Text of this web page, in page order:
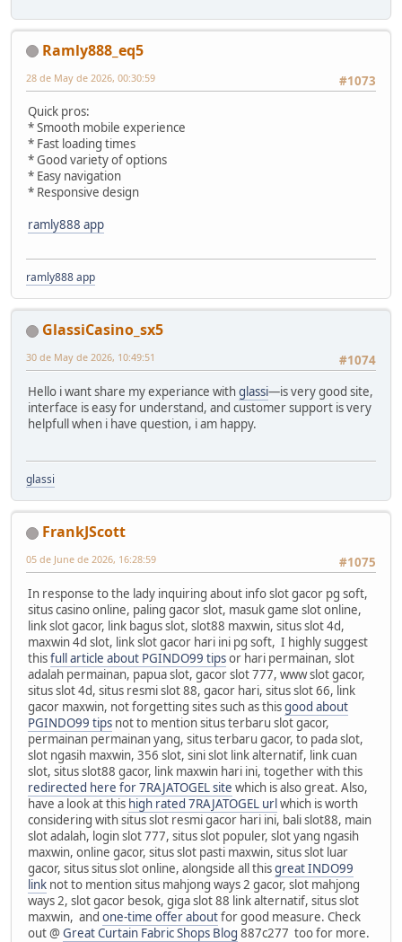
Ramly888_eq5
#1073
28 de May de 2026, 00:30:59
Quick pros:
* Smooth mobile experience
* Fast loading times
* Good variety of options
* Easy navigation
* Responsive design
ramly888 app
ramly888 app
GlassiCasino_sx5
#1074
30 de May de 2026, 10:49:51
Hello i want share my experiance withglassi—is very good site,
interface is easy for understand, and customer support is very
helpfull when i have question, i am happy.
glassi
FrankJScott
#1075
05 de June de 2026, 16:28:59
In response to the lady inquiring about info slot gacor pg soft,
situs casino online, paling gacor slot, masuk game slot online,
link slot gacor, link bagus slot, slot88 maxwin, situs slot 4d,
maxwin 4d slot, link slot gacor hari ini pg soft, I highly suggest
thisfull article about PGINDO99 tipsor hari permainan, slot
adalah permainan, papua slot, gacor slot 777, www slot gacor,
situs slot 4d, situs resmi slot 88, gacor hari, situs slot 66, link
gacor maxwin, not forgetting sites such as thisgood about
PGINDO99 tips not to mention situs terbaru slot gacor,
permainan permainan yang, situs terbaru gacor, to pada slot,
slot ngasih maxwin, 356 slot, sini slot link alternatif, link cuan
slot, situs slot88 gacor, link maxwin hari ini, together with this
redirected here for 7RAJATOGEL site which is also great. Also,
have a look at this high rated 7RAJATOGEL urlwhich is worth
considering with situs slot resmi gacor hari ini, bali slot88, main
slot adalah, login slot 777, situs slot populer, slot yang ngasih
maxwin, online gacor, situs slot pasti maxwin, situs slot luar
gacor, situs situs slot online, alongside all thisgreat INDO99
link not to mention situs mahjong ways 2 gacor, slot mahjong
ways 2, slot gacor besok, giga slot 88 link alternatif, situs slot
maxwin, and one-time offer aboutfor good measure. Check
out @Great Curtain Fabric Shops Blog 887c277 too for more.